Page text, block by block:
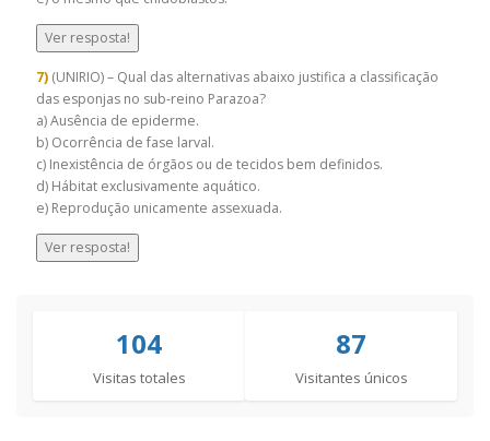
Ver resposta!
7) (UNIRIO) – Qual das alternativas abaixo justifica a classificação
das esponjas no sub-reino Parazoa?
a) Ausência de epiderme.
b) Ocorrência de fase larval.
c) Inexistência de órgãos ou de tecidos bem definidos.
d) Hábitat exclusivamente aquático.
e) Reprodução unicamente assexuada.
Ver resposta!
104
Visitas totales
87
Visitantes únicos